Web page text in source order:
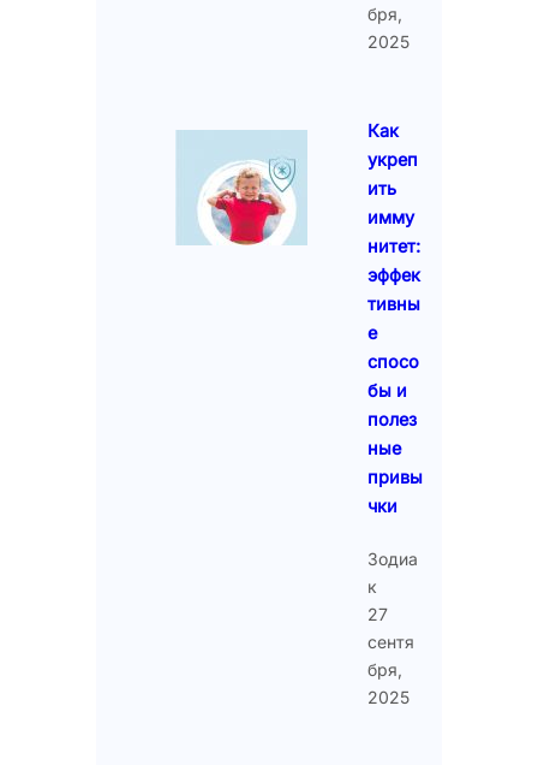
бря,
2025
Как
укреп
ить
имму
нитет:
эффек
тивны
е
спосо
бы и
полез
ные
привы
чки
Зодиа
к
27
сентя
бря,
2025